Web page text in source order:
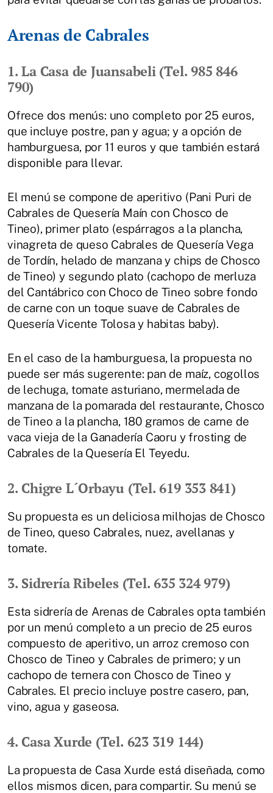
Arenas de Cabrales
1. La Casa de Juansabeli (Tel. 985 846
790)
Ofrece dos menús: uno completo por 25 euros,
que incluye postre, pan y agua; y a opción de
hamburguesa, por 11 euros y que también estará
disponible para llevar.
El menú se compone de aperitivo (Pani Puri de
Cabrales de Quesería Maín con Chosco de
Tineo), primer plato (espárragos a la plancha,
vinagreta de queso Cabrales de Quesería Vega
de Tordín, helado de manzana y chips de Chosco
de Tineo) y segundo plato (cachopo de merluza
del Cantábrico con Choco de Tineo sobre fondo
de carne con un toque suave de Cabrales de
Quesería Vicente Tolosa y habitas baby).
En el caso de la hamburguesa, la propuesta no
puede ser más sugerente: pan de maíz, cogollos
de lechuga, tomate asturiano, mermelada de
manzana de la pomarada del restaurante, Chosco
de Tineo a la plancha, 180 gramos de carne de
vaca vieja de la Ganadería Caoru y frosting de
Cabrales de la Quesería El Teyedu.
2. Chigre L´Orbayu (Tel. 619 353 841)
Su propuesta es un deliciosa milhojas de Chosco
de Tineo, queso Cabrales, nuez, avellanas y
tomate.
3. Sidrería Ribeles (Tel. 635 324 979)
Esta sidrería de Arenas de Cabrales opta también
por un menú completo a un precio de 25 euros
compuesto de aperitivo, un arroz cremoso con
Chosco de Tineo y Cabrales de primero; y un
cachopo de ternera con Chosco de Tineo y
Cabrales. El precio incluye postre casero, pan,
vino, agua y gaseosa.
4. Casa Xurde (Tel. 623 319 144)
La propuesta de Casa Xurde está diseñada, como
ellos mismos dicen, para compartir. Su menú se